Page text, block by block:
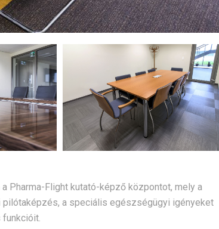
Pharma-Flight kutató-képző központot, mely a
a speciális egészségügyi igényeket